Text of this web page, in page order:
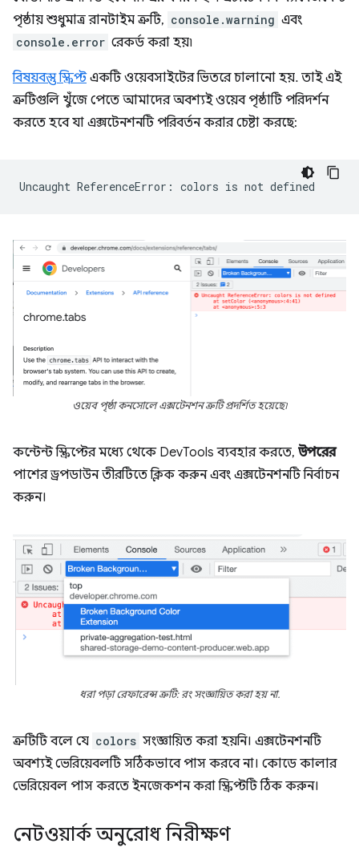
পৃষ্ঠায় শুধুমাত্র রানটাইম ত্রুটি, console.warning এবং
console.error রেকর্ড করা হয়৷
বিষয়বস্তু স্ক্রিপ্টএকটি ওয়েবসাইটের ভিতরে চালানো হয়. তাই এই
ত্রুটিগুলি খুঁজে পেতে আমাদের অবশ্যই ওয়েব পৃষ্ঠাটি পরিদর্শন
করতে হবে যা এক্সটেনশনটি পরিবর্তন করার চেষ্টা করছে:
Uncaught ReferenceError: colors is not
ওয়েব পৃষ্ঠা কনসোলে এক্সটেনশন ত্রুটি প্রদর্শিত হয়েছে৷
কন্টেন্ট স্ক্রিপ্টের মধ্যে থেকে DevTools ব্যবহার করতে, উপরের
পাশের ড্রপডাউন তীরটিতে ক্লিক করুন এবং এক্সটেনশনটি নির্বাচন
করুন।
ধরা পড়া রেফারেন্স ত্রুটি: রং সংজ্ঞায়িত করা হয় না.
ত্রুটিটি বলে যে colors সংজ্ঞায়িত করা হয়নি। এক্সটেনশনটি
অবশ্যই ভেরিয়েবলটি সঠিকভাবে পাস করবে না। কোডে কালার
ভেরিয়েবল পাস করতে ইনজেকশন করা স্ক্রিপ্টটি ঠিক করুন।
নেটওয়ার্ক অনুরোধ নিরীক্ষণ